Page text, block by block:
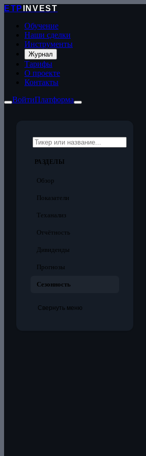
ETP
INVEST
Обучение
Наши сделки
Инструменты
Журнал
Тарифы
О проекте
Контакты
ВойтиПлатформа
РАЗДЕЛЫ
Обзор
Показатели
Теханализ
Отчётность
Дивиденды
Прогнозы
Сезонность
Свернуть меню